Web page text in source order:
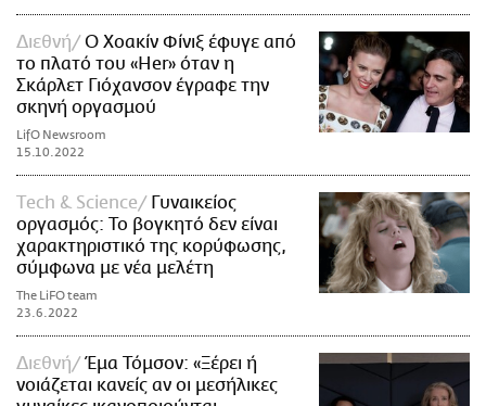
Διεθνή
Ο Χοακίν Φίνιξ έφυγε από
το πλατό του «Her» όταν η
Σκάρλετ Γιόχανσον έγραφε την
σκηνή οργασμού
LifO Newsroom
15.10.2022
Τech & Science
Γυναικείος
οργασμός: Το βογκητό δεν είναι
χαρακτηριστικό της κορύφωσης,
σύμφωνα με νέα μελέτη
The LiFO team
23.6.2022
Διεθνή
Έμα Τόμσον: «Ξέρει ή
νοιάζεται κανείς αν οι μεσήλικες